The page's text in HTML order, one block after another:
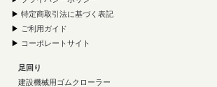
▶ 特定商取引法に基づく表記
▶ ご利用ガイド
▶ コーポレートサイト
足回り
建設機械用ゴムクローラー